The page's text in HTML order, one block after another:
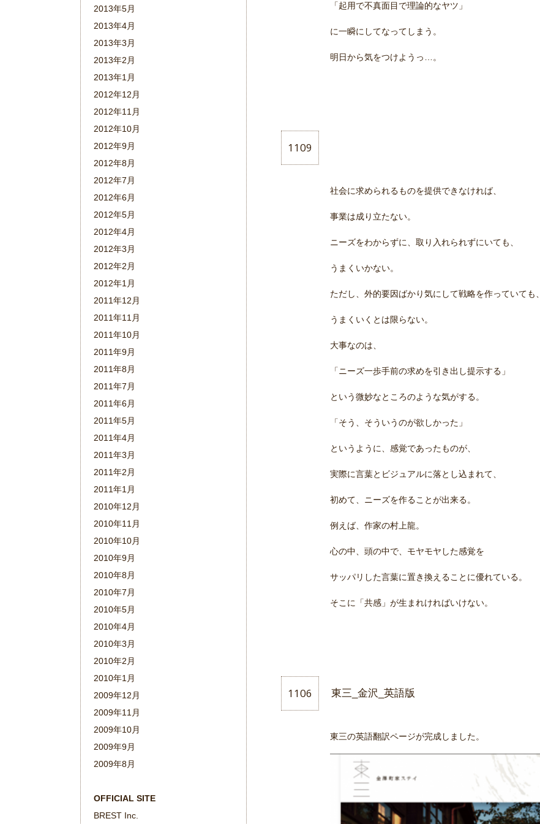
2013年5月
2013年4月
2013年3月
2013年2月
2013年1月
2012年12月
2012年11月
2012年10月
2012年9月
2012年8月
2012年7月
2012年6月
2012年5月
2012年4月
2012年3月
2012年2月
2012年1月
2011年12月
2011年11月
2011年10月
2011年9月
2011年8月
2011年7月
2011年6月
2011年5月
2011年4月
2011年3月
2011年2月
2011年1月
2010年12月
2010年11月
2010年10月
2010年9月
2010年8月
2010年7月
2010年5月
2010年4月
2010年3月
2010年2月
2010年1月
2009年12月
2009年11月
2009年10月
2009年9月
2009年8月
OFFICIAL SITE
BREST Inc.
「起用で不真面目で理論的なヤツ」
に一瞬にしてなってしまう。
明日から気をつけようっ…。
1109
社会に求められるものを提供できなければ、
事業は成り立たない。
ニーズをわからずに、取り入れられずにいても、
うまくいかない。
ただし、外的要因ばかり気にして戦略を作っていても、
うまくいくとは限らない。
大事なのは、
「ニーズ一歩手前の求めを引き出し提示する」
という微妙なところのような気がする。
「そう、そういうのが欲しかった」
というように、感覚であったものが、
実際に言葉とビジュアルに落とし込まれて、
初めて、ニーズを作ることが出来る。
例えば、作家の村上龍。
心の中、頭の中で、モヤモヤした感覚を
サッパリした言葉に置き換えることに優れている。
そこに「共感」が生まれければいけない。
1106 東三_金沢_英語版
東三の英語翻訳ページが完成しました。